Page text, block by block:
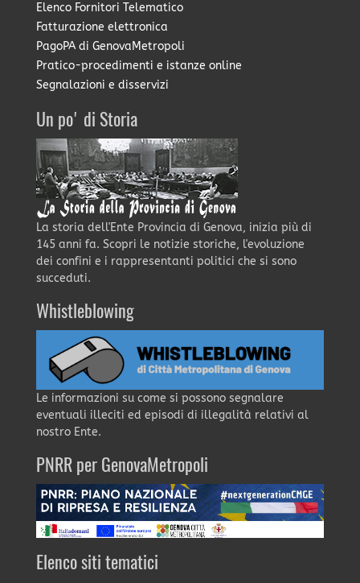
Elenco Fornitori Telematico
Fatturazione elettronica
PagoPA di GenovaMetropoli
Pratico-procedimenti e istanze online
Segnalazioni e disservizi
Un po' di Storia
La storia dell'Ente Provincia di Genova, inizia più di
145 anni fa. Scopri le notizie storiche, l'evoluzione
dei confini e i rappresentanti politici che si sono
succeduti.
Whistleblowing
Le informazioni su come si possono segnalare
eventuali illeciti ed episodi di illegalità relativi al
nostro Ente.
PNRR per GenovaMetropoli
Elenco siti tematici